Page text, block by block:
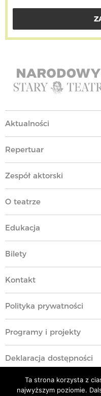
Aktualności
Repertuar
Zespół aktorski
O teatrze
Edukacja
Bilety
Kontakt
Polityka prywatności
Programy i projekty
Deklaracja dostępności
Standardy Ochrony
Ta strona korzysta z
najwyższym poziomie.